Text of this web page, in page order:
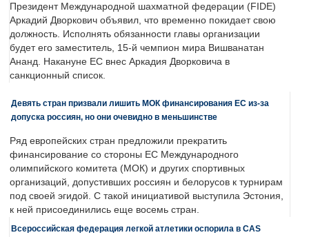
Президент Международной шахматной федерации (FIDE)
Аркадий Дворкович объявил, что временно покидает свою
должность. Исполнять обязанности главы организации
будет его заместитель, 15-й чемпион мира Вишванатан
Ананд. Накануне ЕС внес Аркадия Дворковича в
санкционный список.
Девять стран призвали лишить МОК финансирования ЕС из-за
допуска россиян, но они очевидно в меньшинстве
Ряд европейских стран предложили прекратить
финансирование со стороны ЕС Международного
олимпийского комитета (МОК) и других спортивных
организаций, допустивших россиян и белорусов к турнирам
под своей эгидой. С такой инициативой выступила Эстония,
к ней присоединились еще восемь стран.
Всероссийская федерация легкой атлетики оспорила в CAS